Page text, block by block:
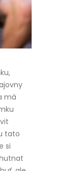
má
tato
si